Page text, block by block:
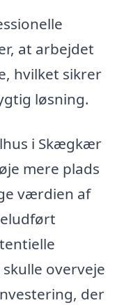
at arbejdet
hvilket sikrer
løsning.
i Skægkær
mere plads
værdien af
overveje
der